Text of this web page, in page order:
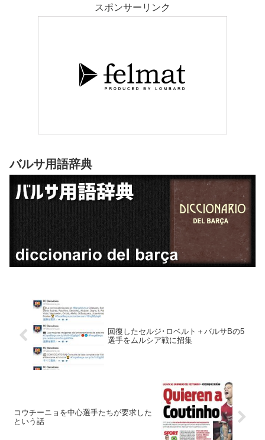
ゲーム。見る方も疲れたが、久々に叫んでしまう試合だった。グリー
ズマン、メッシ、アルバ、グッジョブ。
スポンサーリンク
バルサ用語辞典
回復したセルジ･ロベルト＋バルサBの5
選手をムルシア戦に招集
コウチーニョを中心選手たちが要求した
という話